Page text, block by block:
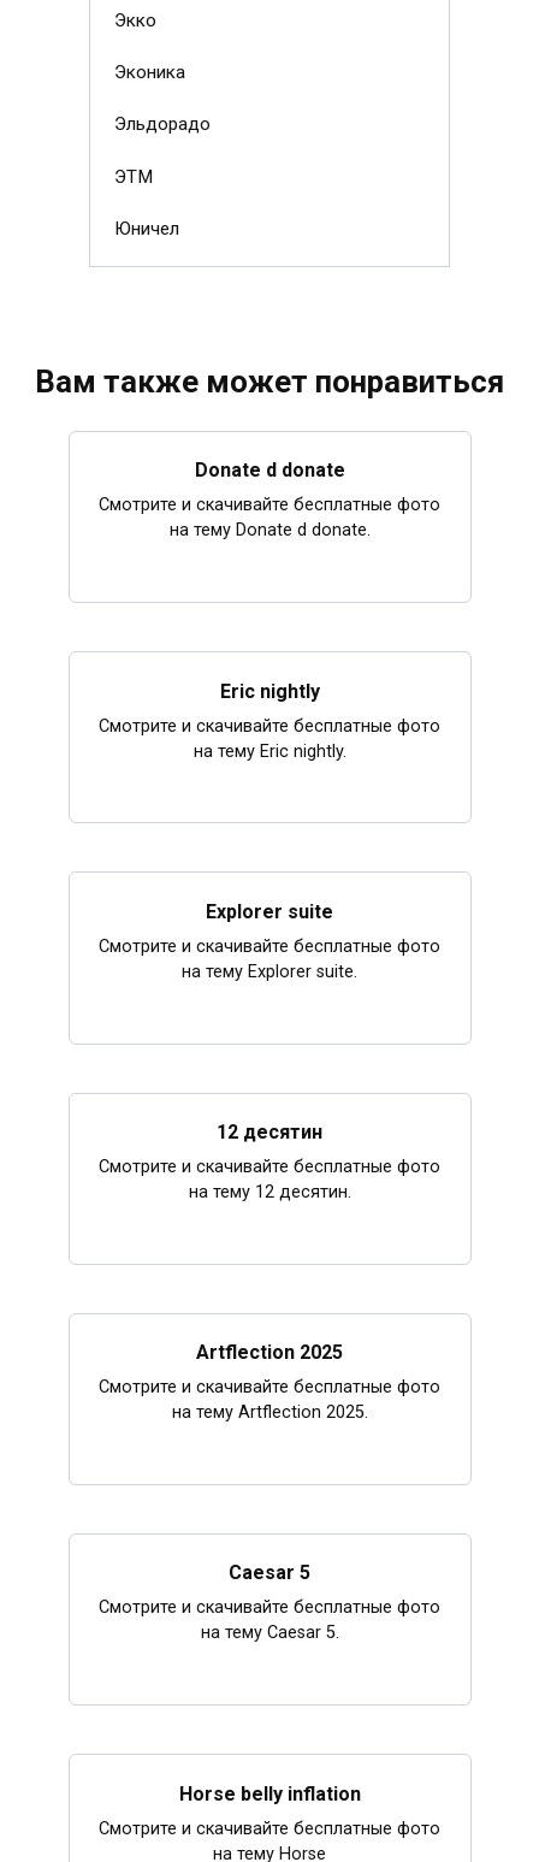
Экко
Эконика
Эльдорадо
ЭТМ
Юничел
Вам также может понравиться
Donate d donate
Смотрите и скачивайте бесплатные фото
на тему Donate d donate.
Eric nightly
Смотрите и скачивайте бесплатные фото
на тему Eric nightly.
Explorer suite
Смотрите и скачивайте бесплатные фото
на тему Explorer suite.
12 десятин
Смотрите и скачивайте бесплатные фото
на тему 12 десятин.
Artflection 2025
Смотрите и скачивайте бесплатные фото
на тему Artflection 2025.
Caesar 5
Смотрите и скачивайте бесплатные фото
на тему Caesar 5.
Horse belly inflation
Смотрите и скачивайте бесплатные фото
на тему Horse